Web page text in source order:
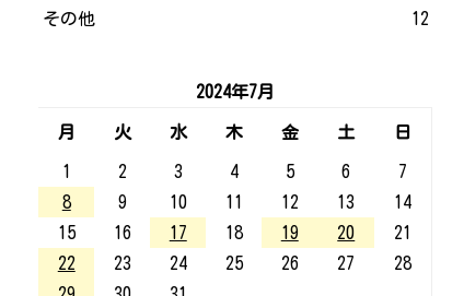
その他 12
2024年7月
月 火 水 木 金 土 日
1 2 3 4 5 6
7
8
9 10 11 12 13
14
15
16 17 18 19 20
21
22
23 24 25 26 27
28